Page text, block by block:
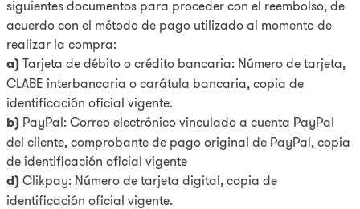
siguientes documentos para proceder con el reembolso, de
acuerdo con el método de pago utilizado al momento de
realizar la compra:
a) Tarjeta de débito o crédito bancaria: Número de tarjeta,
CLABE interbancaria o carátula bancaria, copia de
identificación oficial vigente.
b) PayPal: Correo electrónico vinculado a cuenta PayPal
del cliente, comprobante de pago original de PayPal, copia
de identificación oficial vigente
d) Clikpay: Número de tarjeta digital, copia de
identificación oficial vigente.